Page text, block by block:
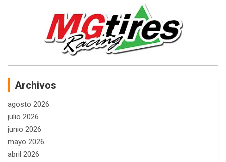
Archivos
agosto 2026
julio 2026
junio 2026
mayo 2026
abril 2026